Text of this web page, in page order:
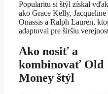
Popularitu si štýl získal
ako Grace Kelly,
Onassis a Ralph Lauren,
adaptoval pre širšiu
Ako nosiť a
kombinovať Old
Money štýl